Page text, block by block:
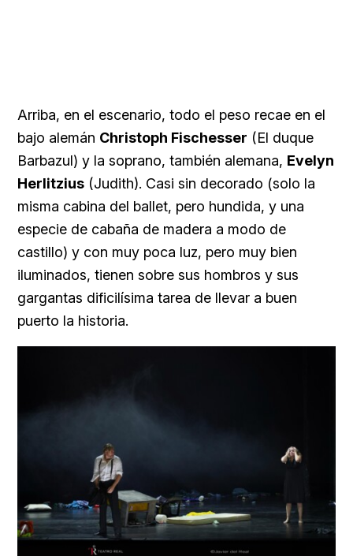
Arriba, en el escenario, todo el peso recae en el
bajo alemán Christoph Fischesser (El duque
Barbazul) y la soprano, también alemana, Evelyn
Herlitzius (Judith). Casi sin decorado (solo la
misma cabina del ballet, pero hundida, y una
especie de cabaña de madera a modo de
castillo) y con muy poca luz, pero muy bien
iluminados, tienen sobre sus hombros y sus
gargantas dificilísima tarea de llevar a buen
puerto la historia.